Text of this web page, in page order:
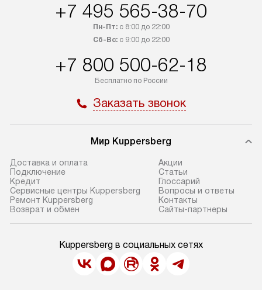
+7 495 565-38-70
Пн-Пт:с 8:00 до 22:00
Сб-Вс:с 9:00 до 22:00
+7 800 500-62-18
Бесплатно по России
Заказать звонок
Мир Kuppersberg
Доставка и оплата
Подключение
Кредит
Сервисные центры Kuppersberg
Ремонт Kuppersberg
Возврат и обмен
Акции
Cтатьи
Глоссарий
Вопросы и ответы
Контакты
Сайты-партнеры
Kuppersberg в социальных сетях